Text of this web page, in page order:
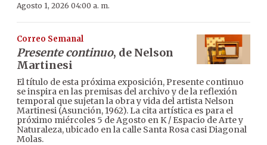
Agosto 1, 2026 04:00 a. m.
Correo Semanal
Presente continuo, de Nelson
Martinesi
El título de esta próxima exposición, Presente continuo
se inspira en las premisas del archivo y de la reflexión
temporal que sujetan la obra y vida del artista Nelson
Martinesi (Asunción, 1962). La cita artística es para el
próximo miércoles 5 de Agosto en K / Espacio de Arte y
Naturaleza, ubicado en la calle Santa Rosa casi Diagonal
Molas.